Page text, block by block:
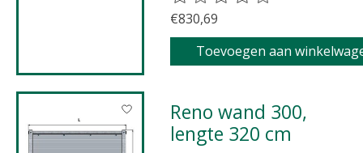
€830,69
Toevoegen aan
Reno wand 300,
lengte 320 cm